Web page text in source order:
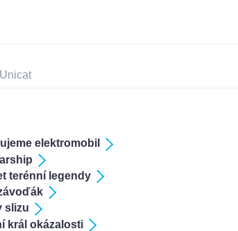
Unicat
elektromobil
terénní legendy
slizu
král okázalosti